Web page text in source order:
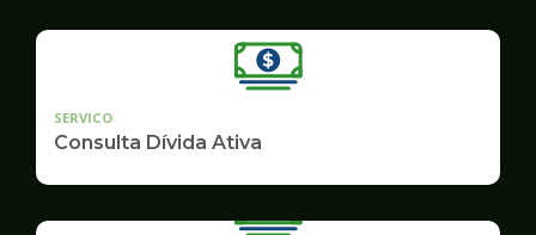
SERVICO
Consulta Dívida Ativa